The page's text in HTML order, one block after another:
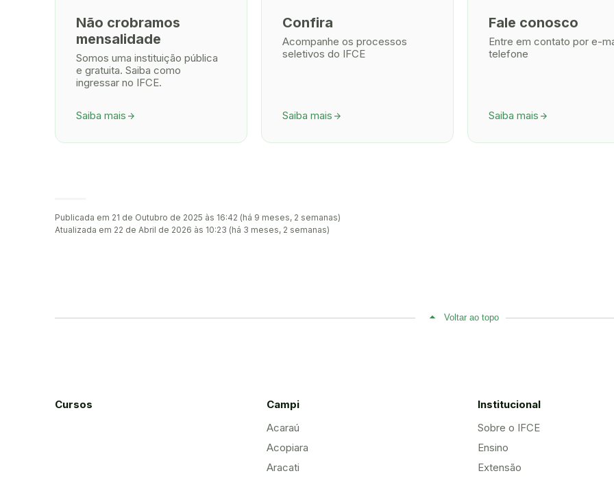
Não crobramos
mensalidade
Somos uma instituição pública
e gratuita. Saiba como
ingressar no IFCE.
Saiba mais arrow_forward
Confira
Acompanhe os processos
seletivos do IFCE
Saiba mais arrow_forward
Fale conosco
Entre em contato por e-
telefone
Saiba mais arrow_forward
Publicada em 21 de Outubro de 2025 às 16:42 (há 9 meses, 2 semanas)
Atualizada em 22 de Abril de 2026 às 10:23 (há 3 meses, 2 semanas)
Voltar ao topo
Cursos
Campi
Acaraú
Acopiara
Aracati
Institucional
Sobre o IFCE
Ensino
Extensão